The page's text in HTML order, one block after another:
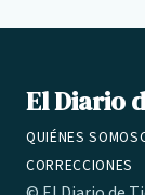
El Diario
QUIÉNES SOMOS
CORRECCIONES